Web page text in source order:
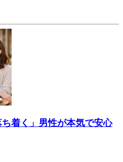
ち着く」男性が本気で安心